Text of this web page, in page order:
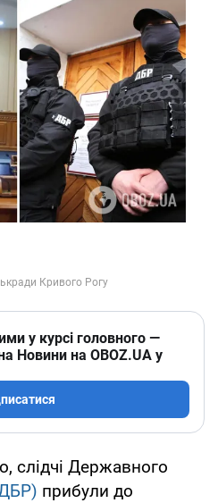
у курсі головного —
Новини на OBOZ.UA у
слідчі Державного
прибули до